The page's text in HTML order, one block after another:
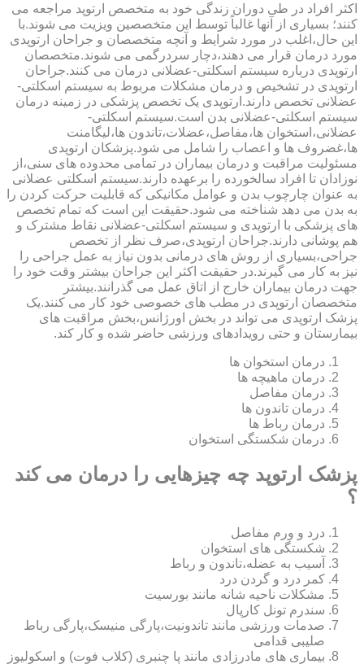
اکثر افراد در طی دوران زندگی خود به متخصص ارتوپد مراجعه می
کنند؛ بسیاری از آنها غالباً توسط این متخصصین ویزیت می شوند.با
این حال،اغلب در مورد شرایط و آنچه متخصصان و جراحان ارتوپدی
مورد درمان قرار می دهند،دچار سردرگمی می شوند.متخصصان
ارتوپدی درباره سیستم اسکلتی-عضلانی درمان می کنند.جراحان
ارتوپدی در تشخیص و درمان مشکلات مربوط به سیستم اسکلتی-
عضلانی تخصص دارند.ارتوپدی یک تخصص پزشکی در زمینه درمان
سیستم اسکلتی-عضلانی بدن است.سیستم اسکلتی-
عضلانی،استخوان ها،مفاصل،عضلات،تاندون ها،لیگامنت
ها،غضروف ها و اعصاب را شامل می شود.پزشکان ارتوپدی
مسئولیت مراقبت و درمان بیماران در تمامی محدوده های سنی،از
نوزادان تا افراد سالخورده را برعهده دارند.سیستم اسکلتی عضلانی
به عنوان چارچوب بدن و عوامل مکانیکی که قابلیت حرکت کردن را
به بدن می دهد شناخته می شود.حقیقت این است که تمام تخصص
های پزشکی با ارتوپدی و سیستم اسکلتی-عضلانی نقاط مشترک و
هم پوشانی دارند.جراحان ارتوپدی،صرف نظر از تخصص
جراحی،بسیاری از روش های درمانی بدون نیاز به عمل جراحی را
نیز به کار می گیرند.در حقیقت اکثر این جراحان بیشتر وقت خود را
جهت درمان بیماران خارج از اتاق عمل می گذرانند.بیشتر
متخصصان ارتوپدی در مطب های خصوصی خود کار می کنند.یک
پزشک ارتوپدی می تواند در بخش اورژانس،بخش مراقبت های
بیمارستان و حتی رویدادهای ورزشی حاضر شده و کار کند.
درمان استخوان ها
درمان ماهیچه ها
درمان مفاصل
درمان تاندون ها
درمان رباط ها
درمان شکستگی استخوان
پزشک ارتوپد چه چیزهایی را درمان می کند
؟
درد و ورم مفاصل
شکستگی های استخوان
آسیب به عضله،تاندون و رباط
کمر درد و گردن درد
مشکلات ناحیه شانه مانند بورسیت
سندرم تونل کارپال
صدمات ورزشی مانند تاندونیت،پارگی منیسک،پارگی رباط
صلیبی قدامی
بیماری های مادرزادی مانند پا چنبری (کلاب فوت) و اسکولیوز